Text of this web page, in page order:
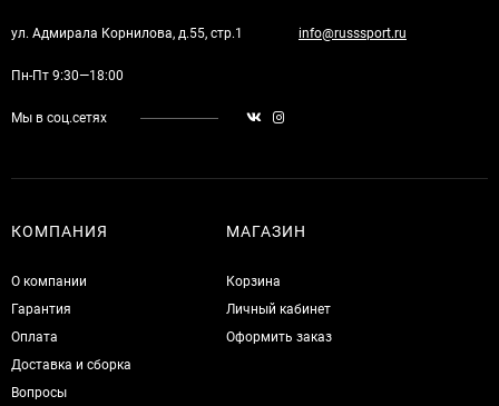
ул. Адмирала Корнилова, д.55, стр.1 info@russsport.ru
Пн-Пт 9:30—18:00
Мы в соц.сетях
КОМПАНИЯ
О компании
Гарантия
Оплата
Доставка и сборка
Вопросы
МАГАЗИН
Корзина
Личный кабинет
Оформить заказ